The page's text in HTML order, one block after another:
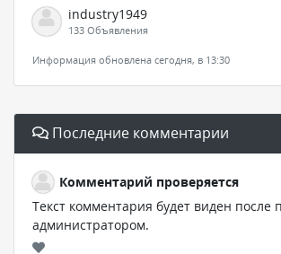
industry1949
133 Объявления
Информация обновлена сегодня, в 13:30
Последние комментарии
Комментарий проверяется
Текст комментария будет виден после
администратором.